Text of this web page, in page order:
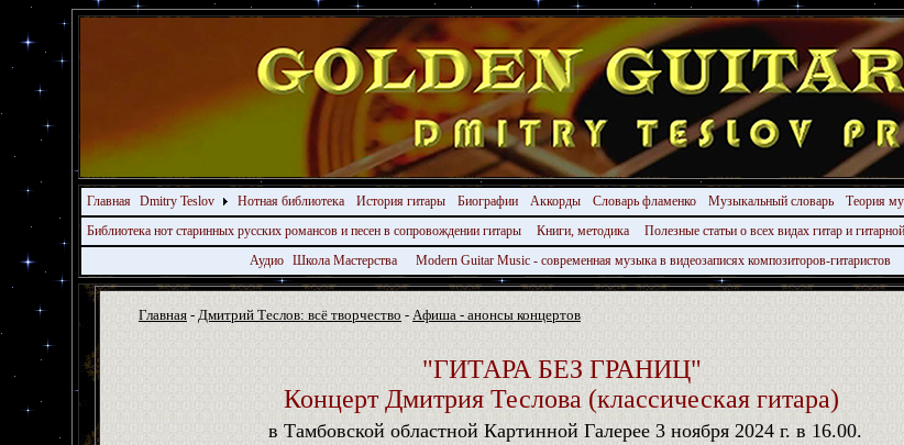
Главная Dmitry Teslov Нотная библиотека История гитары Биографии Аккорды Словарь фламенко Музыкальный словарь Теория
Библиотека нот старинных русских романсов и песен в сопровождении гитары
Книги, методика
Полезные статьи о всех видах гитар и
Аудио
Школа Мастерства Modern Guitar Music - современная музыка в видеозаписях композиторов-гитаристов
Главная - Дмитрий Теслов: всё творчество - Афиша - анонсы концертов
"ГИТАРА БЕЗ ГРАНИЦ"
Концерт Дмитрия Теслова (классическая гитара)
в Тамбовской областной Картинной Галерее 3 ноября 2024 г. в 16.00.